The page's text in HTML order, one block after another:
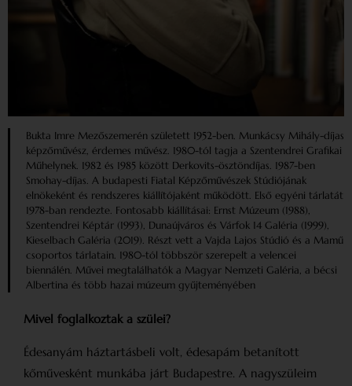
Bukta Imre Mezőszemerén született 1952-ben. Munkácsy Mihály-díjas
képzőművész, érdemes művész. 1980-tól tagja a Szentendrei Grafikai
Műhelynek. 1982 és 1985 között Derkovits-ösztöndíjas. 1987-ben
Smohay-díjas. A budapesti Fiatal Képzőművészek Stúdiójának
elnökeként és rendszeres kiállítójaként működött. Első egyéni tárlatát
1978-ban rendezte. Fontosabb kiállításai: Ernst Múzeum (1988),
Szentendrei Képtár (1993), Dunaújváros és Várfok 14 Galéria (1999),
Kieselbach Galéria (2019). Részt vett a Vajda Lajos Stúdió és a Mamű
csoportos tárlatain. 1980-tól többször szerepelt a velencei
biennálén. Művei megtalálhatók a Magyar Nemzeti Galéria, a bécsi
Albertina és több hazai múzeum gyűjteményében
Mivel foglalkoztak a szülei?
Édesanyám háztartásbeli volt, édesapám betanított
kőművesként munkába járt Budapestre. A nagyszüleim